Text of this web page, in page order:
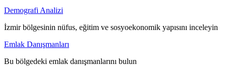
Demografi Analizi
İzmir bölgesinin nüfus, eğitim ve sosyoekonomik yapısını inceleyin
Emlak Danışmanları
Bu bölgedeki emlak danışmanlarını bulun